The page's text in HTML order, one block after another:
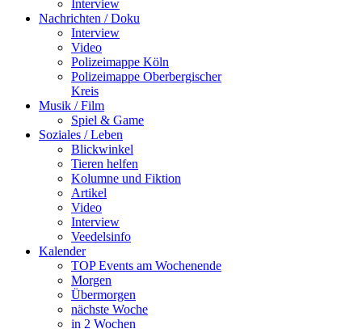
Interview
Nachrichten / Doku
Interview
Video
Polizeimappe Köln
Polizeimappe Oberbergischer
Kreis
Musik / Film
Spiel & Game
Soziales / Leben
Blickwinkel
Tieren helfen
Kolumne und Fiktion
Artikel
Video
Interview
Veedelsinfo
Kalender
TOP Events am Wochenende
Morgen
Übermorgen
nächste Woche
in 2 Wochen